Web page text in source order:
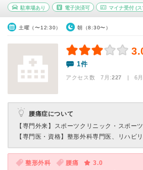
駐車場あり 電子決済可 マイナ受付 (ス
土曜（〜12:30） 朝（8:30〜）
1件
アクセス数 7月:227 | 6月
腰痛症について
【専門外来】 スポーツクリニック・スポー
【専門医・資格】 整形外科専門医、リハビ
整形外科 腰痛
3.0